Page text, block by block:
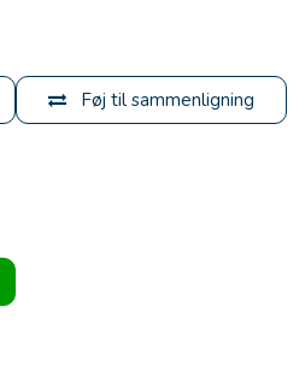
Føj til sammenligning